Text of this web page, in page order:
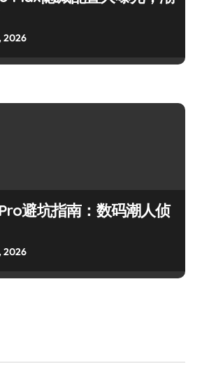
2026
避坑指南：数码潮人侦
2026